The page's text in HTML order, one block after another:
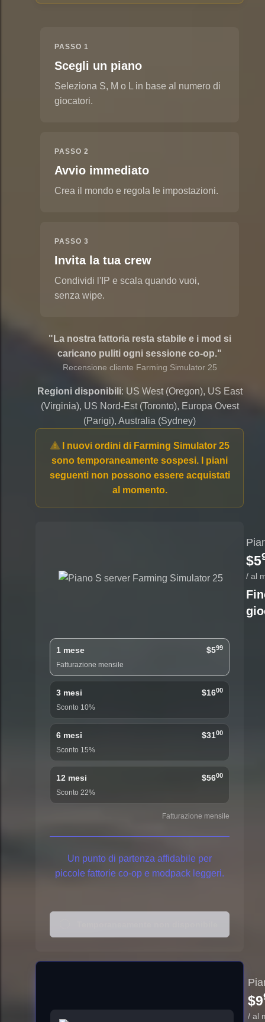
PASSO 1
Scegli un piano
Seleziona S, M o L in base al numero di
giocatori.
PASSO 2
Avvio immediato
Crea il mondo e regola le impostazioni.
PASSO 3
Invita la tua crew
Condividi l'IP e scala quando vuoi,
senza wipe.
"La nostra fattoria resta stabile e i mod si
caricano puliti ogni sessione co-op."
Recensione cliente Farming Simulator 25
Regioni disponibili: US West (Oregon), US East
(Virginia), US Nord-Est (Toronto), Europa Ovest
(Parigi), Australia (Sydney)
I nuovi ordini di Farming Simulator 25
sono temporaneamente sospesi. I piani
seguenti non possono essere acquistati
al momento.
$5
/ al
1 mese $599
Fatturazione mensile
3 mesi $1600
Sconto 10%
6 mesi $3100
Sconto 15%
12 mesi $5600
Sconto 22%
Fatturazione mensile
Un punto di partenza affidabile per
piccole fattorie co-op e modpack leggeri.
$9
/ al